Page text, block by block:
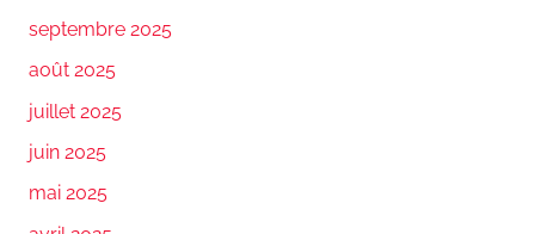
septembre 2025
août 2025
juillet 2025
juin 2025
mai 2025